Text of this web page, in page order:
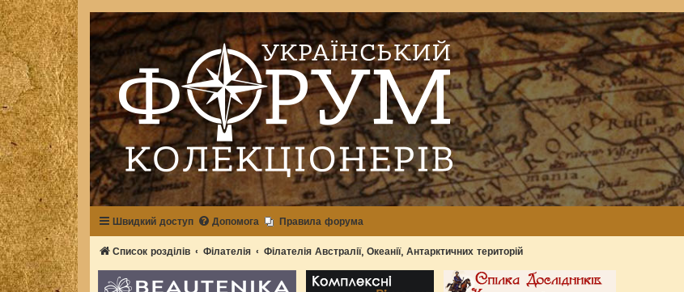
Швидкий доступ Допомога Правила форума
Список розділів Філателія Філателія Австралії, Океанії, Антарктичних територій